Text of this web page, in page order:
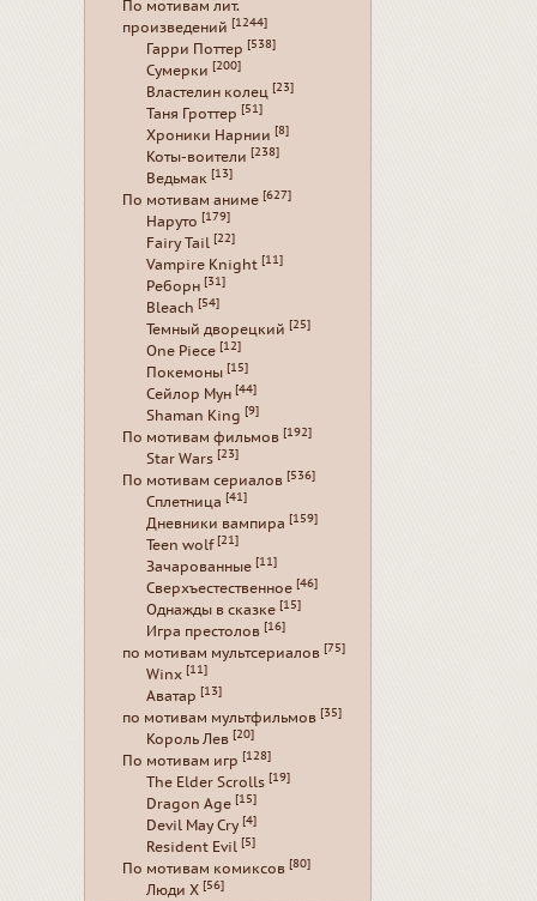
По мотивам лит.
произведений [1244]
Гарри Поттер [538]
Сумерки [200]
Властелин колец [23]
Таня Гроттер [51]
Хроники Нарнии [8]
Коты-воители [238]
Ведьмак [13]
По мотивам аниме [627]
Наруто [179]
Fairy Tail [22]
Vampire Knight [11]
Реборн [31]
Bleach [54]
Темный дворецкий [25]
One Piece [12]
Покемоны [15]
Сейлор Мун [44]
Shaman King [9]
По мотивам фильмов [192]
Star Wars [23]
По мотивам сериалов [536]
Сплетница [41]
Дневники вампира [159]
Teen wolf [21]
Зачарованные [11]
Сверхъестественное [46]
Однажды в сказке [15]
Игра престолов [16]
по мотивам мультсериалов [75]
Winx [11]
Аватар [13]
по мотивам мультфильмов [35]
Король Лев [20]
По мотивам игр [128]
The Elder Scrolls [19]
Dragon Age [15]
Devil May Cry [4]
Resident Evil [5]
По мотивам комиксов [80]
Люди Х [56]